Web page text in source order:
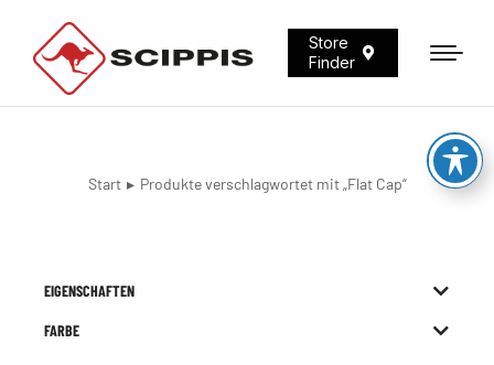
Store
Finder
Sie befinden sich hier:
Start Produkte verschlagwortet mit „Flat Cap“
EIGENSCHAFTEN
FARBE